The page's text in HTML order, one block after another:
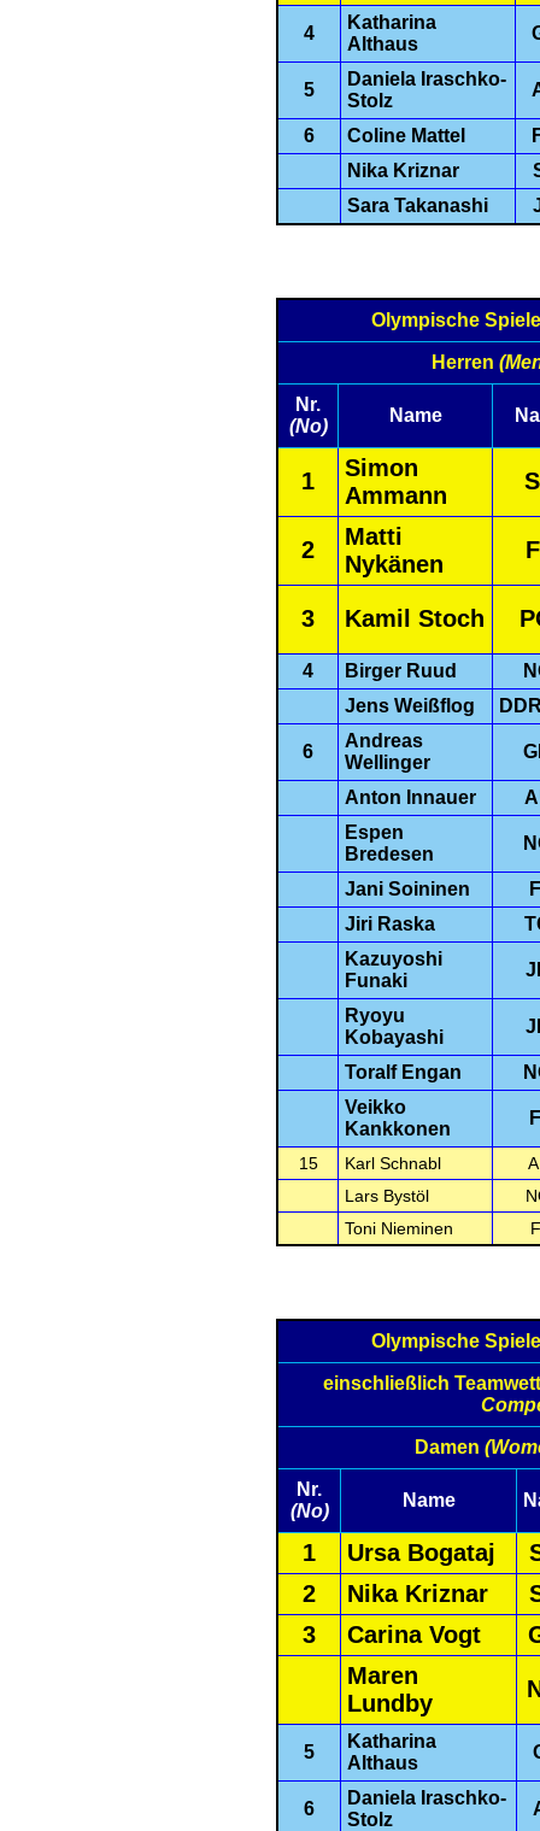
4
Katharina
Althaus
5
Daniela Iraschko-
Stolz
6 Coline Mattel
Nika Kriznar
Sara Takanashi
Olympische
Herren
Nr.
(No)
Name
1
Simon
Ammann
2
Matti
Nykänen
3 Kamil Stoch
4 Birger Ruud
Jens Weißflog
6
Andreas
Wellinger
Anton Innauer
Espen
Bredesen
Jani Soininen
Jiri Raska
Kazuyoshi
Funaki
Ryoyu
Kobayashi
Toralf Engan
Veikko
Kankkonen
15 Karl Schnabl
Lars Bystöl
Toni Nieminen
Olympische
einschließlich
Damen
Nr.
(No)
Name
1 Ursa Bogataj
2
Nika Kriznar
3
Carina Vogt
Maren
Lundby
5
Katharina
Althaus
6
Daniela Iraschko-
Stolz